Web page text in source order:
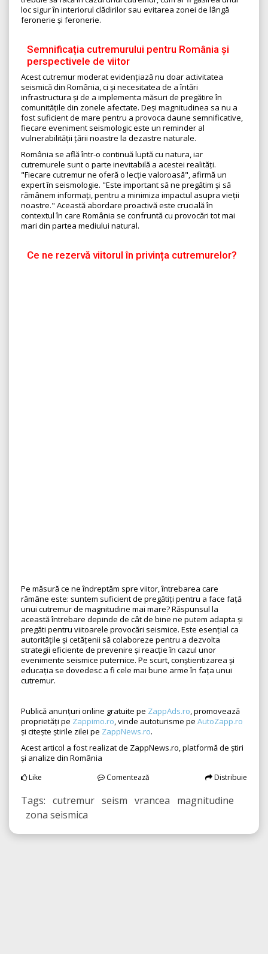
loc sigur în interiorul clădirilor sau evitarea zonei de lângă
feronerie și feronerie.
Semnificația cutremurului pentru România și
perspectivele de viitor
Acest cutremur moderat evidențiază nu doar activitatea
seismică din România, ci și necesitatea de a întări
infrastructura și de a implementa măsuri de pregătire în
comunitățile din zonele afectate. Deși magnitudinea sa nu a
fost suficient de mare pentru a provoca daune semnificative,
fiecare eveniment seismologic este un reminder al
vulnerabilității țării noastre la dezastre naturale.
România se află într-o continuă luptă cu natura, iar
cutremurele sunt o parte inevitabilă a acestei realități.
"Fiecare cutremur ne oferă o lecție valoroasă", afirmă un
expert în seismologie. "Este important să ne pregătim și să
rămânem informați, pentru a minimiza impactul asupra vieții
noastre." Această abordare proactivă este crucială în
contextul în care România se confruntă cu provocări tot mai
mari din partea mediului natural.
Ce ne rezervă viitorul în privința cutremurelor?
Pe măsură ce ne îndreptăm spre viitor, întrebarea care
rămâne este: suntem suficient de pregătiți pentru a face față
unui cutremur de magnitudine mai mare? Răspunsul la
această întrebare depinde de cât de bine ne putem adapta și
pregăti pentru viitoarele provocări seismice. Este esențial ca
autoritățile și cetățenii să colaboreze pentru a dezvolta
strategii eficiente de prevenire și reacție în cazul unor
evenimente seismice puternice. Pe scurt, conștientizarea și
educația se dovedesc a fi cele mai bune arme în fața unui
cutremur.
Publică anunțuri online gratuite pe ZappAds.ro, promovează
proprietăți pe Zappimo.ro, vinde autoturisme pe AutoZapp.ro
și citește știrile zilei pe ZappNews.ro.
Acest articol a fost realizat de ZappNews.ro, platformă de știri
și analize din România
Like Comentează Distribuie
Tags: cutremur seism vrancea magnitudine
zona seismica